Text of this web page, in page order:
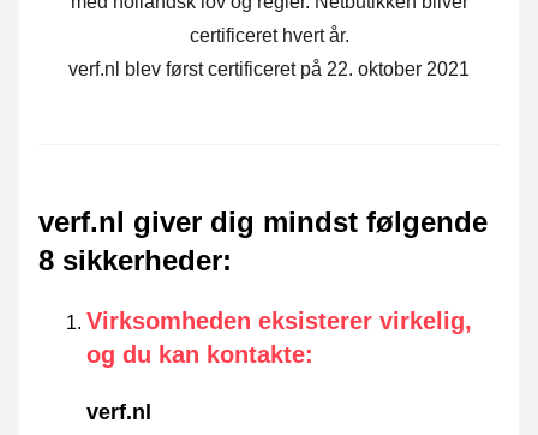
certificeret hvert år.
verf.nl blev først certificeret på 22. oktober 2021
verf.nl giver dig mindst følgende
8 sikkerheder:
Virksomheden eksisterer virkelig,
og du kan kontakte:
verf.nl